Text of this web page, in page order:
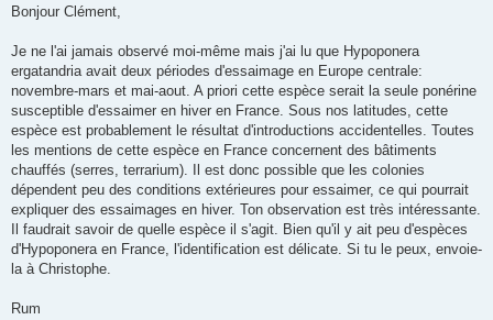
s
g
Bonjour Clément,
Je ne l'ai jamais observé moi-même mais j'ai lu que Hypoponera
ergatandria avait deux périodes d'essaimage en Europe centrale:
novembre-mars et mai-aout. A priori cette espèce serait la seule ponérine
susceptible d'essaimer en hiver en France. Sous nos latitudes, cette
espèce est probablement le résultat d'introductions accidentelles. Toutes
les mentions de cette espèce en France concernent des bâtiments
chauffés (serres, terrarium). Il est donc possible que les colonies
dépendent peu des conditions extérieures pour essaimer, ce qui pourrait
expliquer des essaimages en hiver. Ton observation est très intéressante.
Il faudrait savoir de quelle espèce il s'agit. Bien qu'il y ait peu d'espèces
d'Hypoponera en France, l'identification est délicate. Si tu le peux, envoie-
la à Christophe.
Rum